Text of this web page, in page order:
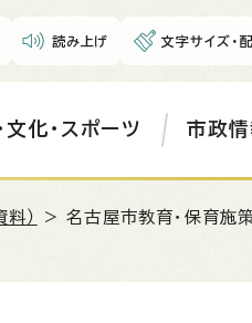
読み上げ 文字サイズ・
文化・スポーツ 市政
）
> 名古屋市教育・保育施